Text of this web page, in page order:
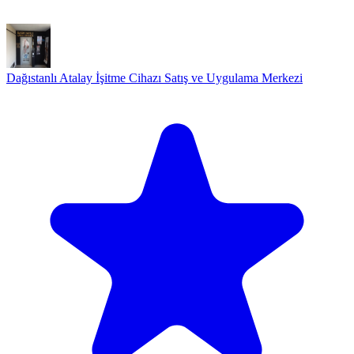
Dağıstanlı Atalay İşitme Cihazı Satış ve Uygulama Merkezi